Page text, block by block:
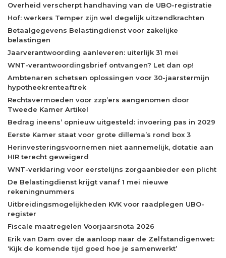
Overheid verscherpt handhaving van de UBO-registratie
Hof: werkers Temper zijn wel degelijk uitzendkrachten
Betaalgegevens Belastingdienst voor zakelijke
belastingen
Jaarverantwoording aanleveren: uiterlijk 31 mei
WNT-verantwoordingsbrief ontvangen? Let dan op!
Ambtenaren schetsen oplossingen voor 30-jaarstermijn
hypotheekrenteaftrek
Rechtsvermoeden voor zzp’ers aangenomen door
Tweede Kamer Artikel
Bedrag ineens’ opnieuw uitgesteld: invoering pas in 2029
Eerste Kamer staat voor grote dillema’s rond box 3
Herinvesteringsvoornemen niet aannemelijk, dotatie aan
HIR terecht geweigerd
WNT-verklaring voor eerstelijns zorgaanbieder een plicht
De Belastingdienst krijgt vanaf 1 mei nieuwe
rekeningnummers
Uitbreidingsmogelijkheden KVK voor raadplegen UBO-
register
Fiscale maatregelen Voorjaarsnota 2026
Erik van Dam over de aanloop naar de Zelfstandigenwet:
‘Kijk de komende tijd goed hoe je samenwerkt’